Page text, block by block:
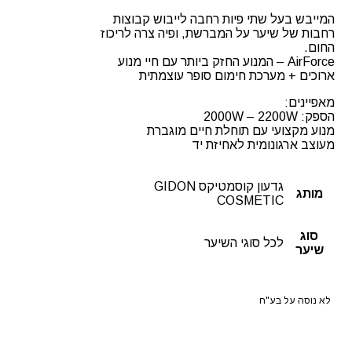
המייבש בעל שתי פיות רחבה לייבוש קבוצות
רחבות של שיער על המברשת, ופיה צרה לריכוז
החום.
AirForce – המנוע החזק ביותר עם חיי מנוע
ארוכים + מערכת חימום סופר עוצמתית
מאפיינים:
הספק: 2000W – 2200W
מנוע מקצועי עם תוחלת חיים מוגברת
מעוצב ארגונומית לאחיזת יד
מותג
גדעון קוסמטיקס GIDON
COSMETIC
סוג
שיער
לכל סוגי השיער
לא נוסה על בע"ח